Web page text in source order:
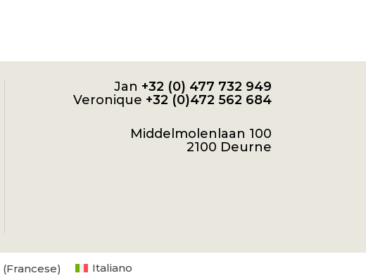
Jan +32 (0) 477 732 949
Veronique +32 (0)472 562 684
Middelmolenlaan 100
2100 Deurne
(Francese) Italiano